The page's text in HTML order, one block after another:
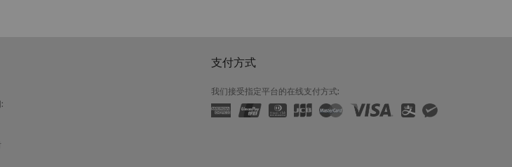
支付方式
我们接受指定平台的在线支付方式: